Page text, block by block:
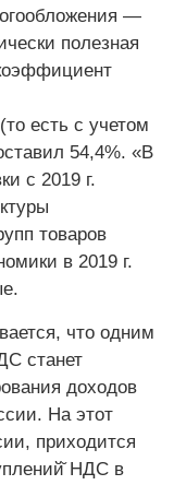
—
полезная
есть с учетом
54,4%. «В
с 2019 г.
товаров
в 2019 г.
что одним
станет
доходов
На этот
приходится
НДС в